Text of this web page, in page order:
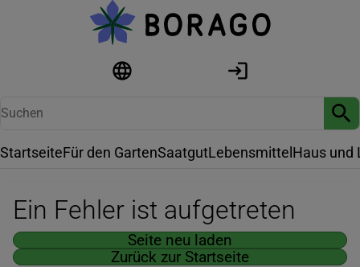
StartseiteFür den GartenSaatgutLebensmittel Haus und
Ein Fehler ist aufgetreten
Seite neu laden
Zurück zur Startseite